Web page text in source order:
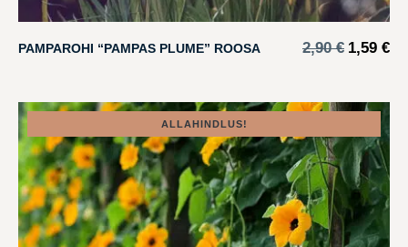
PAMPAROHI “PAMPAS PLUME” ROOSA 2,90€ 1,59 €
ALLAHINDLUS!